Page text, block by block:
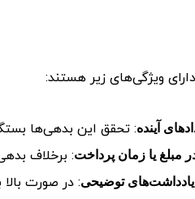
ویژگی‌های زیر هستند:
آینده: تحقق این بدهی‌ها
مبلغ یا زمان پرداخت: برخلاف
یادداشت‌های توضیحی: در صورت